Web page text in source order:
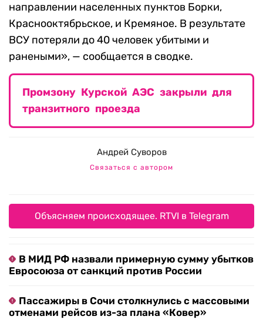
направлении населенных пунктов Борки,
Краснооктябрьское, и Кремяное. В результате
ВСУ потеряли до 40 человек убитыми и
ранеными», — сообщается в сводке.
Промзону Курской АЭС закрыли для
транзитного проезда
Андрей Суворов
Связаться с автором
Объясняем происходящее. RTVI в Telegram
В МИД РФ назвали примерную сумму убытков
Евросоюза от санкций против России
Пассажиры в Сочи столкнулись с массовыми
отменами рейсов из-за плана «Ковер»